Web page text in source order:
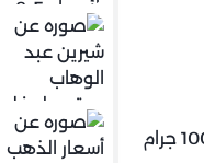
ملحوظة: تختلف السعرات الحرارية باختلاف كمية الدهون في اللحم وطريقة التحضير، لكن في المتوسط: كل 100 جرام